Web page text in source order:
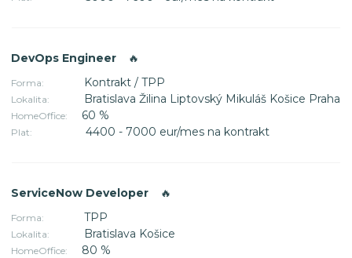
DevOps Engineer 🔥
Forma: Kontrakt / TPP
Lokalita: Bratislava Žilina Liptovský Mikuláš Košice Praha
HomeOffice: 60 %
Plat: 4400 - 7000 eur/mes na kontrakt
ServiceNow Developer 🔥
Forma: TPP
Lokalita: Bratislava Košice
HomeOffice: 80 %